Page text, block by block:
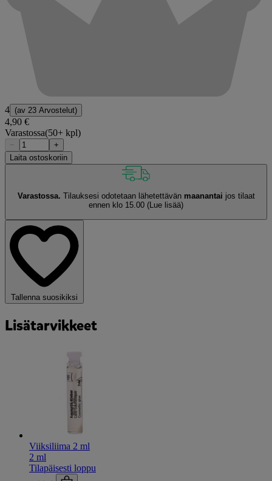
4 (av 23 Arvostelut)
4,90 €
Varastossa(50+ kpl)
−
+
Laita ostoskoriin
Varastossa. Tilauksesi odotetaan lähetettävän maanantai jos tilaat
ennen klo 15.00 (Lue lisää)
Tallenna suosikiksi
Lisätarvikkeet
Viiksiliima 2 ml
2 ml
Tilapäisesti loppu